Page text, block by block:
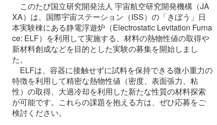
このたび国立研究開発法人 宇宙航空研究開発機構（JA
XA）は、国際宇宙ステーション（ISS）の「きぼう」日
本実験棟にある静電浮遊炉（Electrostatic Levitation Furna
ce: ELF）を利用して実施する、材料の熱物性値の取得や
新材料創成などを目的とした実験の募集を開始しまし
た。
ELFは、容器に接触せずに試料を保持できる微小重力の
特徴を利用して精密な熱物性値（密度、表面張力、粘
性）の取得、大過冷却を利用した新たな性質の材料探索
が可能です。これらの課題を抱える方は、ぜひ応募をご
検討ください。